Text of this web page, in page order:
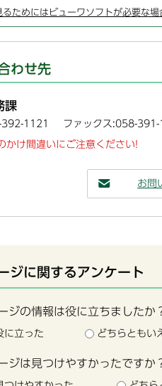
ためにはビューワソフトが必要な
わせ先
課
1121 ファックス:058-
かけ間違いにご注意ください!
お問
ジに関するアンケート
ジの情報は役に立ちましたか
に立った どちらともい
ジは見つけやすかったですか